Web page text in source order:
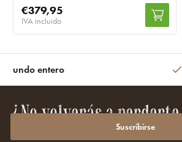
€379,95
IVA incluido
mundo entero
¿No volverás a perderte
promociones niSuscribirse